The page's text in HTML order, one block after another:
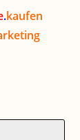
.kaufen